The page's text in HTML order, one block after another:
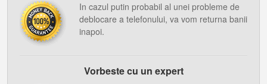
In cazul putin probabil al unei probleme de
deblocare a telefonului, va vom returna banii
inapoi.
Vorbeste cu un expert